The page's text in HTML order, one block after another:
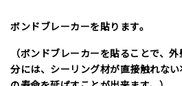
ボンドブレーカーを貼ります。
（ボンドブレーカーを貼ることで、
分には、シーリング材が直接触れな